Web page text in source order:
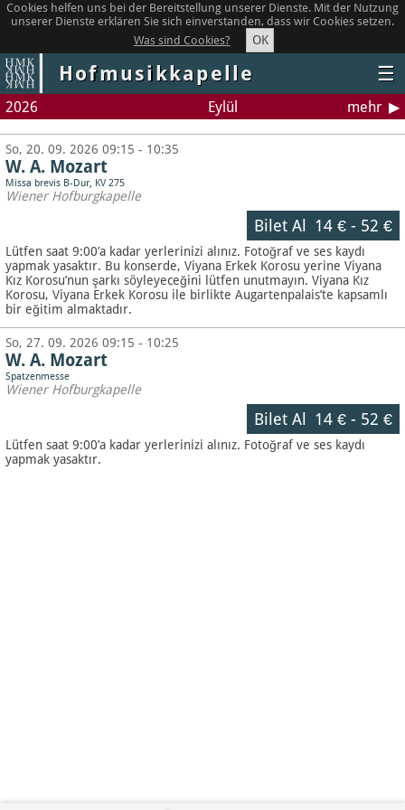
Cookies helfen uns bei der Bereitstellung unserer Dienste. Mit der Nutzung
unserer Dienste erklären Sie sich einverstanden, dass wir Cookies setzen.
Was sind Cookies?
OK
Hofmusikkapelle ☰
2026 Eylül mehr
So, 20. 09. 2026 09:15 - 10:35
W. A. Mozart
Missa brevis B-Dur, KV 275
Wiener Hofburgkapelle
Bilet Al 14 €- 52 €
Lütfen saat 9:00’a kadar yerlerinizi alınız. Fotoğraf ve ses kaydı
yapmak yasaktır. Bu konserde, Viyana Erkek Korosu yerine Viyana
Kız Korosu’nun şarkı söyleyeceğini lütfen unutmayın. Viyana Kız
Korosu, Viyana Erkek Korosu ile birlikte Augartenpalais’te kapsamlı
bir eğitim almaktadır.
So, 27. 09. 2026 09:15 - 10:25
W. A. Mozart
Spatzenmesse
Wiener Hofburgkapelle
Bilet Al 14 €- 52 €
Lütfen saat 9:00’a kadar yerlerinizi alınız. Fotoğraf ve ses kaydı
yapmak yasaktır.